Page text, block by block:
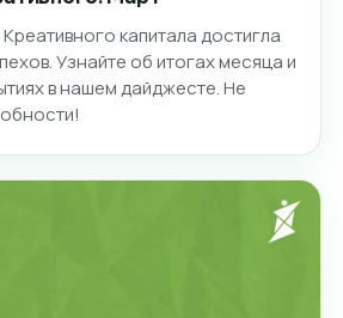
капитала достигла
Узнайте об итогах месяца и
в нашем дайджесте. Не